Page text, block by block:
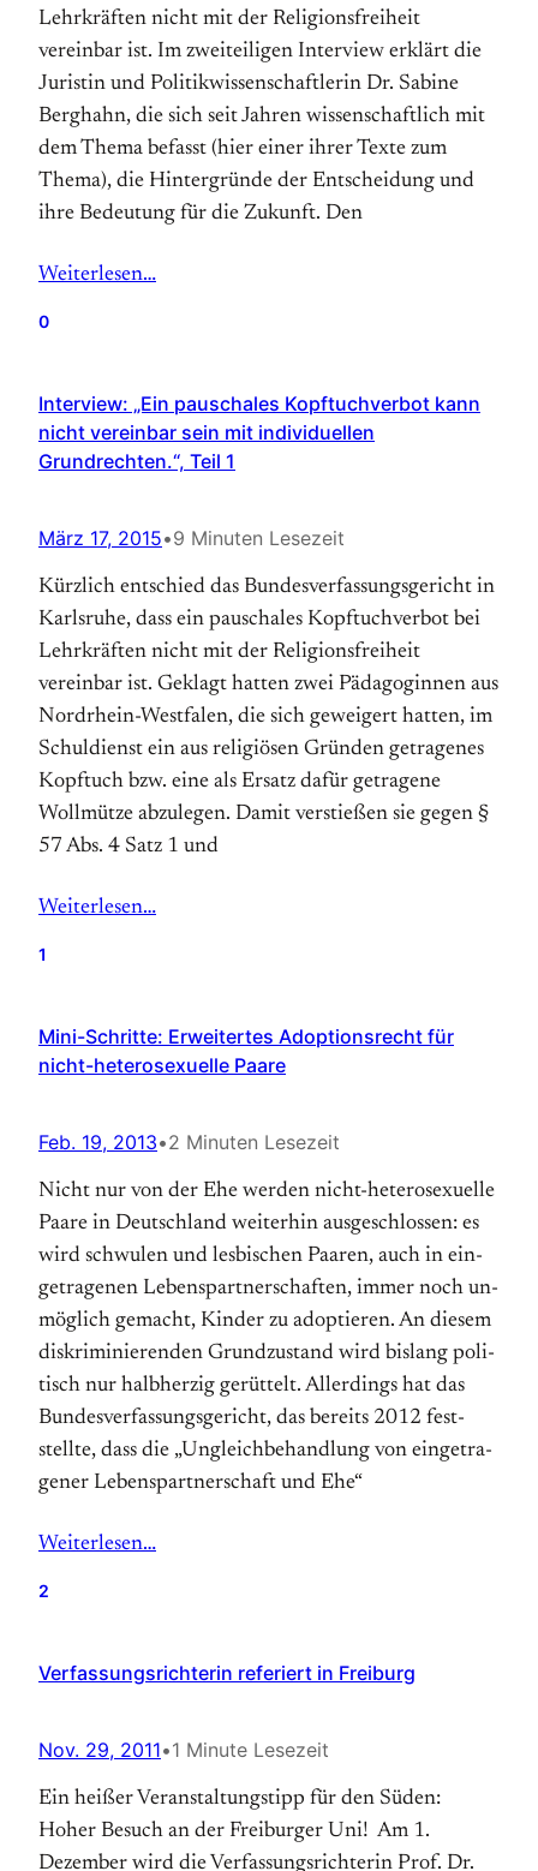
Lehrkräften nicht mit der Religionsfreiheit
vereinbar ist. Im zweiteiligen Interview erklärt die
Juristin und Politikwissenschaftlerin Dr. Sabine
Berghahn, die sich seit Jahren wissenschaftlich mit
dem Thema befasst (hier einer ihrer Texte zum
Thema), die Hintergründe der Entscheidung und
ihre Bedeutung für die Zukunft. Den
Weiterlesen…
0
Interview: „Ein pauschales Kopftuchverbot kann
nicht vereinbar sein mit individuellen
Grundrechten.“, Teil 1
März 17, 2015•9 Minuten Lesezeit
Kürzlich entschied das Bundesverfassungsgericht in
Karlsruhe, dass ein pauschales Kopftuchverbot bei
Lehrkräften nicht mit der Religionsfreiheit
vereinbar ist. Geklagt hatten zwei Pädagoginnen aus
Nordrhein-Westfalen, die sich geweigert hatten, im
Schuldienst ein aus religiösen Gründen getragenes
Kopftuch bzw. eine als Ersatz dafür getragene
Wollmütze abzulegen. Damit verstießen sie gegen §
57 Abs. 4 Satz 1 und
Weiterlesen…
1
Mini-Schritte: Erweitertes Adoptionsrecht für
nicht-heterosexuelle Paare
Feb. 19, 2013•2 Minuten Lesezeit
Nicht nur von der Ehe werden nicht-hetero­sexuelle
Paare in Deutsch­land weiter­hin aus­ge­schlos­sen: es
wird schwulen und les­bi­schen Paaren, auch in ein­
ge­tra­gen­en Le­bens­part­ner­schaf­ten, immer noch un­
mög­lich ge­macht, Kinder zu adop­tieren. An diesem
dis­kri­mi­nieren­den Grund­zu­stand wird bis­lang poli­
tisch nur halb­her­zig ge­rüttelt. Aller­dings hat das
Bun­des­ver­fas­sungs­ge­richt, das bereits 2012 fest­
stellte, dass die „Un­gleich­be­hand­lung von ein­ge­tra­
gener Le­bens­part­ner­schaft und Ehe“
Weiterlesen…
2
Verfassungsrichterin referiert in Freiburg
Nov. 29, 2011•1 Minute Lesezeit
Ein heißer Veranstaltungstipp für den Süden:
Hoher Besuch an der Freiburger Uni! Am 1.
Dezember wird die Verfassungsrichterin Prof. Dr.